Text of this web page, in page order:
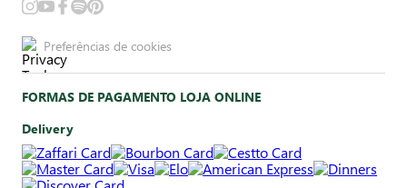
Preferências de cookies
FORMAS DE PAGAMENTO LOJA ONLINE
Delivery